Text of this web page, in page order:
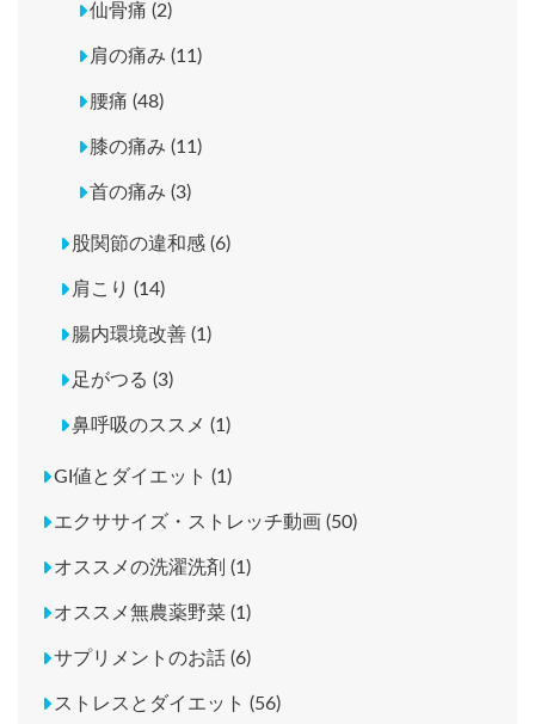
仙骨痛 (2)
肩の痛み (11)
腰痛 (48)
膝の痛み (11)
首の痛み (3)
股関節の違和感 (6)
肩こり (14)
腸内環境改善 (1)
足がつる (3)
鼻呼吸のススメ (1)
GI値とダイエット (1)
エクササイズ・ストレッチ動画 (50)
オススメの洗濯洗剤 (1)
オススメ無農薬野菜 (1)
サプリメントのお話 (6)
ストレスとダイエット (56)